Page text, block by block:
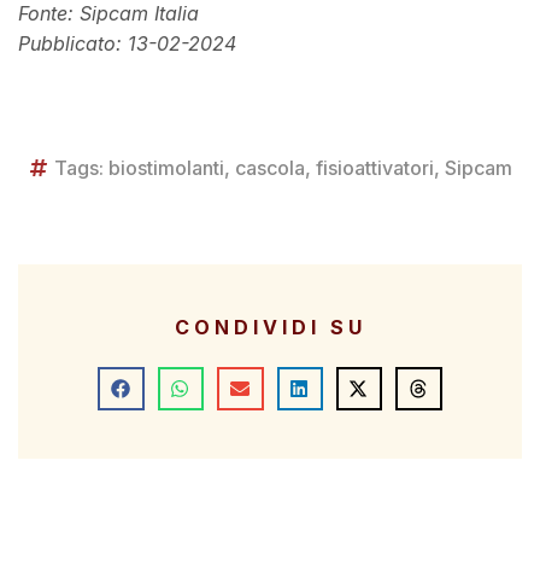
Fonte: Sipcam Italia
Pubblicato: 13-02-2024
Tags: biostimolanti, cascola, fisioattivatori, Sipcam
CONDIVIDI SU